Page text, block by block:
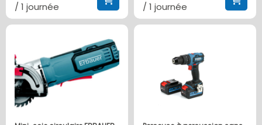
/ 1 journée / 1 journée